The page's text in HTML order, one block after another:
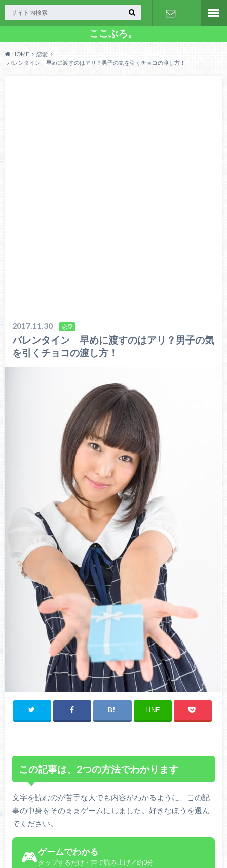
ここぶろ。
せ
HOME
恋愛
バレンタイン 早めに渡すのはアリ？男子の気を引くチョコの渡し方！
2017.11.30 恋愛
バレンタイン 早めに渡すのはアリ？男子の気
を引くチョコの渡し方！
LINE
この記事は、2つの方法でわかります
文字を読むのが苦手な人でも内容がわかるように、この記
事の中身をそのままゲームにしました。好きなほうを選ん
でください。
🎮ゲームでわかる
タップするだけ・声で読み上げ／約3分